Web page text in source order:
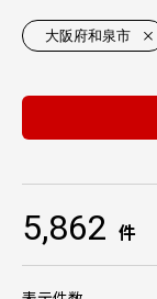
大阪府和泉市
5,862 件